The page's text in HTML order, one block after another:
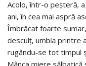
Acolo, într-o peșteră,
ani, în cea mai aspră
Îmbrăcat foarte
desculț, umbla printre
rugându-se tot timpul